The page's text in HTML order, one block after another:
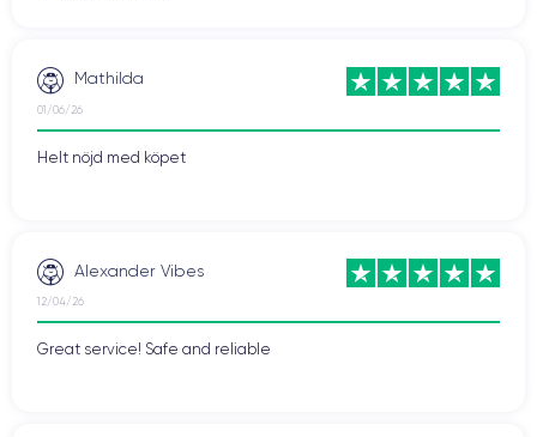
Mathilda
01/06/26
Helt nöjd med köpet
Alexander Vibes
12/04/26
Great service! Safe and reliable